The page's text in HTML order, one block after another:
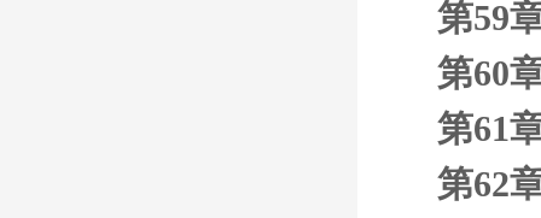
第59
第60
第61
第62